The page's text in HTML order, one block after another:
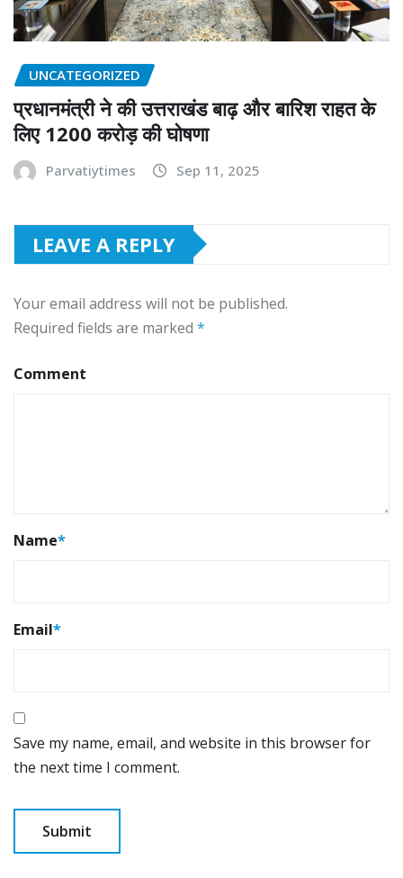
UNCATEGORIZED
प्रधानमंत्री ने की उत्तराखंड बाढ़ और बारिश राहत के
लिए 1200 करोड़ की घोषणा
Parvatiytimes Sep 11, 2025
LEAVE A REPLY
Your email address will not be published.
Required fields are marked *
Comment
Name*
Email*
Save my name, email, and website in this browser for
the next time I comment.